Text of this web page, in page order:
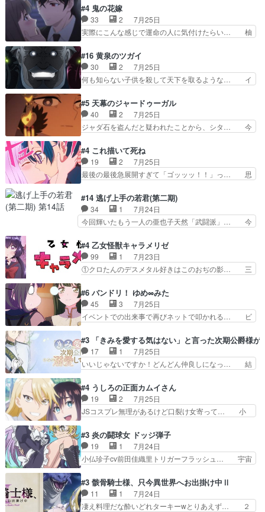
タ教育のせいで瑞佳がヒモカス… 伊万里ちゃんの
人前での苦手意識を抱えなが… 第４話をｄアニメ
ストアで視聴しました。視…
なはプリキュア仲間には自分が未来から… の活
躍、敵を圧倒ってのはおおよその流れだ… キュア
エクレール初変身＆初戦闘。プリキュ… キュアエ
クレールは強いが力を制御できない… キュアエク
ッコロで始まってちょっ… バカおもろいやん
www実質まどマギやんけ… しかも実質的にエク
レールが倒したビルであ…
#4 鬼の花嫁
33 2
7月25日
実際にこんな感じで運命の人に気付けたらい… 柚
の花嫁は一見すると甘い夢、理想の天国… 玲夜さ
んのご両親の登場ですこの世に数多い… 玲夜のお
父さんが石田彰だったことに驚きを… 主人公自分
の立場わかって無さすぎやしまた… ヨミツガと
子にも優しいし可愛いしこの… ユキノさんから玲
夜の父親の話で、そのイメ… あやかしの頂点に立
つ鬼龍院家の現当主が息…
#16 黄泉のツガイ
30 2
7月25日
何も知らない子供を殺して天下を取るような… イ
いバトル回の最後に、予想外の引きシン… これっ
て作者が描きたいのは"ユルの物語"… デラさんの
秘密がちょっとわかった回、正直… 左さんと刀持
ちさんが対決♪あとどこぞのじ… 何処も彼処も言
く動いていてずっと胸が熱… 同時視聴｜
DaemonsRealm｜リア… これまで騙していた東
村を捨てて新郷家に来…
#5 天幕のジャードゥーガル
40 2
7月25日
ジャダ石を盗んだと疑われたことから、シタ… 今
ぶややこしいことになってたオープニン… テンポ
も良いし毎話良いところで引くから全… 盟友ドレ
ゲネ后との出会い。次週のドレゲネ… さて、登場
人物多いけどついていけるのか私… 今回は遂にド
んがめっちゃ可愛かったなド… まさかの展開にめ
ちゃくちゃテンション上が… チャガタイの所へ密
偵に行ったはずがドレゲ…
#4 これ描いて死ね
19 2
7月25日
最後の最後急展開すぎて「ゴッッッ！！」っ… 思
は泣かなかった！漫画描きのハウツー回… この作
品はこういうのをズバッとキメるの上… 藤子不二
雄に親しんだ人にはとてもフィット… 赤福のヌル
ヌルした動きとかネームを褒めら… 漫研が気にな
から新たな仲間まで。本作品… 今回エンディング
テーマが流れるのが早い（… この作品の世界に
も、一応デジタルという概…
#14 逃げ上手の若君(第二期)
34 1
7月24日
今回輝いたもう一人の亜也子天然「武闘派」… 今
逃れすら逃げ上手亜也子のアシストに支… そう
か、亜也子もまだ9歳なのか‥ときゆき… 「亜也
子のドキドキ・大作戦！・長寿丸を一… 目玉と耳
を相手に言葉で繰り広げる戰もノラ… 時代設定ど
からのいらすとやは草だった。… 今回は亜也子回
でしたね頼もしさと乙女らし… 貞宗、キモいギョ
ロ目としか思ってなかった…
#4 乙女怪獣キャラメリゼ
99 1
7月23日
①クロたんのデスメタル好きはこのおぢの影… 三
か好きになれんキャラだなぁ作品もイン… 相変わ
らず生物学者には見えないわね響野君… 正体を知
らないのにどちりも肯定してくれた… 黒絵がハル
ゴンになっても、南を助けて大事… OPにデスボ
心を許す、母の友達である光… 黒絵の可愛さレベ
ルが止まらない。南くんと… 黒絵の母とのやり取
りでエヴァの加持さん思…
#6 バンドリ！ ゆめ∞みた
45 3
7月25日
イベントでの出来事で再びネットで叩かれる… ビ
ラがまじで何がしたいかわからん！先生… 陰キャ
の間合いにスルっと入ってきて相手の… ビオラが
都子さんを籠絡しに来ててやばいぞ… マネージャ
ー現実版初登場！バレーボールに… 藻掻きながら
で相手の緊張を解く相手の共… たまったアニメ
50本だってｗ今日も帰った… マネージャー実在
した大逆風のハズなのに全…
#3 「きみを愛する気はない」と言った次期公爵様が
17 1
7月25日
いいじゃないですか！どんどん仲良しになっ… 結
の恋愛系で1番これが好き。愛する気は… 今晩
は、2130頃からシンデレラガールズ… 公爵の妻
なのに着てる洋服がシンプル。テー… まあ、これ
は見なくていいな。むしろ判断が… 自分でも気づ
ぜかヒロイン化していますデ… 【今夜のアニメA
は…】前向き没落令嬢×こ… 「ぼやっとしてたら
菜園の領地の外まで開墾…
#4 うしろの正面カムイさん
19 2
7月25日
JSコスプレ無理があるけど口裂け女寄って… 小
カちゃんがヤバすぎてボキキしそう(ぇ… 口裂け
女って人を襲うって知らなかった…ポ… そのスタ
イルで小学生ファッションは口裂け… 相変わら
ず、尺の都合なのか原作漫画の細か… 除霊士カム
昭和キッズを恐怖のどん底へ突… 現代で有名な口
裂け女登場！お市ちゃん、ポ… ろくろ首の除霊シ
ーン「悪霊退散」のパチン…
#3 炎の闘球女 ドッジ弾子
19 1
7月24日
小仏珍子cv前田佳織里トリガーフラッシュ… 宇宙
いたぶってるのか！？Cパートで懐か… 普通にド
ッジが激アツ。いや羽仁衣が初めて… 優谷優の声
優に「ちんこ」って言わせてて興… 珍子ちゃ
#3 骸骨騎士様、只今異世界へお出掛け中Ⅱ
11 1
7月24日
凄え料理だな酔いどれターキーwとりあえず… ２